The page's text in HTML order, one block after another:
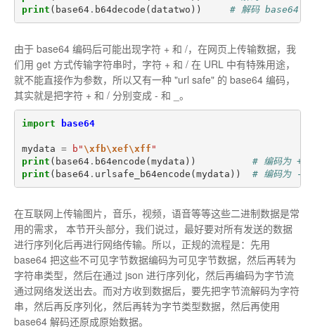
print ( base64. b64decode (datatwo )) # 解码 base64 编
由于 base64 编码后可能出现字符 + 和 /，在网页上传输数据，我
们用 get 方式传输字符串时，字符 + 和 / 在 URL 中有特殊用途，
就不能直接作为参数，所以又有一种 "url safe" 的 base64 编码，
其实就是把字符 + 和 / 分别变成 - 和 _。
import base64
mydata = b " \xfb\xef\xff "
print ( base64. b64encode (mydata ))
# 编码为
print ( base64. urlsafe_b64encode (mydata )) # 编码为 --
在互联网上传输图片，音乐，视频，语音等等这些二进制数据是常
用的需求， 本节开头部分，我们说过，最好要对所有发送的数据
进行序列化后再进行网络传输。所以，正规的流程是：先用
base64 把这些不可见字节数据编码为可见字节数据，然后再转为
字符串类型，然后在通过 json 进行序列化，然后再编码为字节流
通过网络发送出去。而对方收到数据后，要先把字节流解码为字符
串，然后再反序列化，然后再转为字节类型数据，然后再使用
base64 解码还原成原始数据。